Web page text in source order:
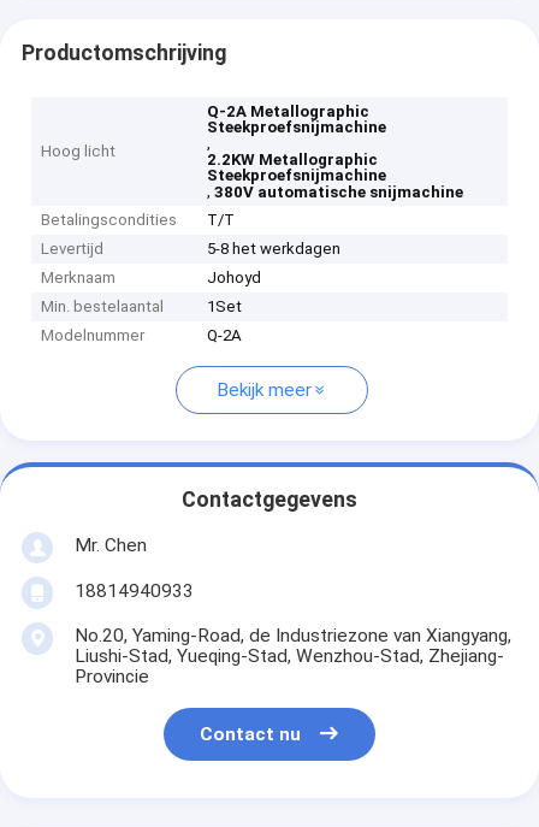
Productomschrijving
Hoog licht
Q-2A Metallographic
Steekproefsnijmachine
,
2.2KW Metallographic
Steekproefsnijmachine
,380V automatische snijmachine
Betalingscondities
T/T
Levertijd
5-8 het werkdagen
Merknaam
Johoyd
Min. bestelaantal
1Set
Modelnummer
Q-2A
Bekijk meer
Contactgegevens
Mr. Chen
18814940933
No.20, Yaming-Road, de Industriezone van Xiangyang,
Liushi-Stad, Yueqing-Stad, Wenzhou-Stad, Zhejiang-
Provincie
Contact nu